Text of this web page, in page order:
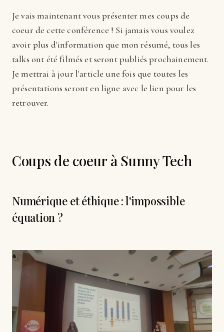
Je vais maintenant vous présenter mes coups de
coeur de cette conférence ! Si jamais vous voulez
avoir plus d'information que mon résumé, tous les
talks ont été filmés et seront publiés prochainement.
Je mettrai à jour l'article une fois que toutes les
présentations seront en ligne avec le lien pour les
retrouver.
Coups de coeur à Sunny Tech
Numérique et éthique : l'impossible
équation ?